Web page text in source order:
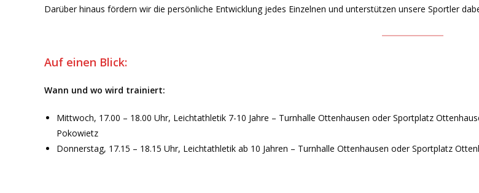
Darüber hinaus fördern wir die persönliche Entwicklung jedes Einzelnen und unterstützen unsere Sportler
Auf einen Blick:
Wann und wo wird trainiert:
Mittwoch, 17.00 – 18.00 Uhr, Leichtathletik 7-10 Jahre – Turnhalle Ottenhausen oder Sportplatz
Pokowietz
Donnerstag, 17.15 – 18.15 Uhr, Leichtathletik ab 10 Jahren – Turnhalle Ottenhausen oder Sportplatz